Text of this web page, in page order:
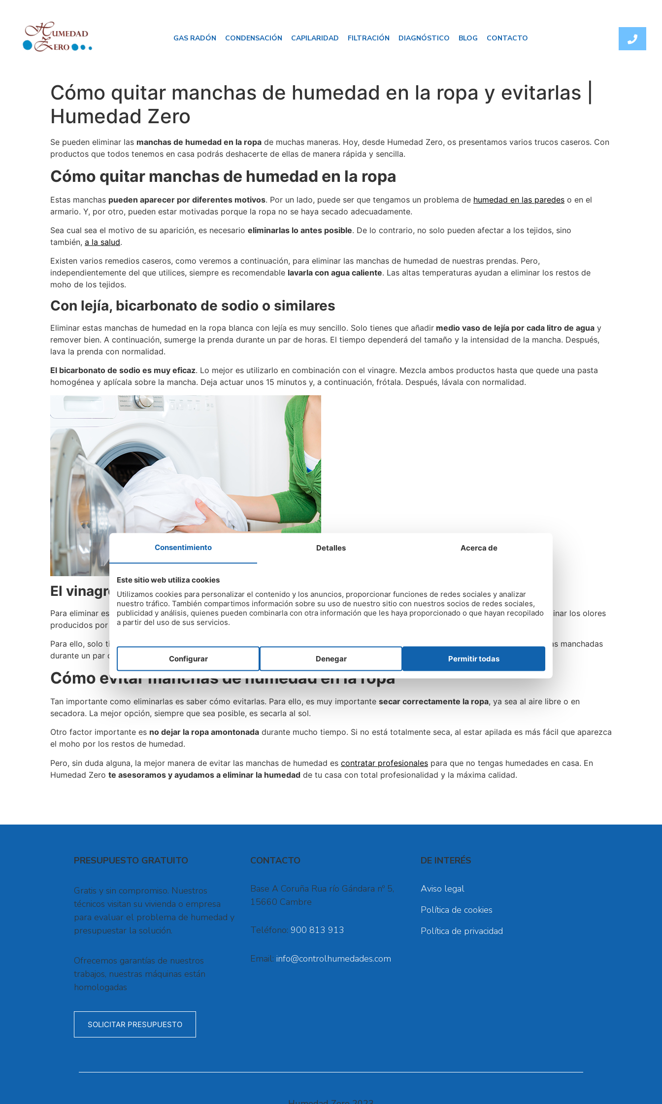
GAS RADÓN CONDENSACIÓN CAPILARIDAD FILTRACIÓN DIAGNÓSTICO BLOG CONTACTO
Cómo quitar manchas de humedad en la ropa y evitarlas |
Humedad Zero
Se pueden eliminar las manchas de humedad en la ropa de muchas maneras. Hoy, desde Humedad Zero, os presentamos varios trucos caseros. Con
productos que todos tenemos en casa podrás deshacerte de ellas de manera rápida y sencilla.
Cómo quitar manchas de humedad en la ropa
Estas manchas pueden aparecer por diferentes motivos. Por un lado, puede ser que tengamos un problema de humedad en las paredes o en el
armario. Y, por otro, pueden estar motivadas porque la ropa no se haya secado adecuadamente.
Sea cual sea el motivo de su aparición, es necesario eliminarlas lo antes posible. De lo contrario, no solo pueden afectar a los tejidos, sino
también, a la salud.
Existen varios remedios caseros, como veremos a continuación, para eliminar las manchas de humedad de nuestras prendas. Pero,
independientemente del que utilices, siempre es recomendable lavarla con agua caliente. Las altas temperaturas ayudan a eliminar los restos de
moho de los tejidos.
Con lejía, bicarbonato de sodio o similares
Eliminar estas manchas de humedad en la ropa blanca con lejía es muy sencillo. Solo tienes que añadir medio vaso de lejía por cada litro de agua y
remover bien. A continuación, sumerge la prenda durante un par de horas. El tiempo dependerá del tamaño y la intensidad de la mancha. Después,
lava la prenda con normalidad.
El bicarbonato de sodio es muy eficaz. Lo mejor es utilizarlo en combinación con el vinagre. Mezcla ambos productos hasta que quede una pasta
homogénea y aplícala sobre la mancha. Deja actuar unos 15 minutos y, a continuación, frótala. Después, lávala con normalidad.
El vinagre también es muy eficaz
Para eliminar estas manchas en la ropa de color,el vinagre es una gran solución. Además de barato y fácil de encontrar, ayuda a eliminar los olores
producidos por el moho.
Para ello, solo tienes que añadirun vaso de vinagre blanco por cada litro de aguay remover bien. A continuación, sumerge las prendas manchadas
durante un par de horas. Después, lava las prendas con normalidad.
Cómo evitar manchas de humedad en la ropa
Tan importante como eliminarlas es saber cómo evitarlas. Para ello, es muy importante secar correctamente la ropa, ya sea al aire libre o en
secadora. La mejor opción, siempre que sea posible, es secarla al sol.
Otro factor importante es no dejar la ropa amontonada durante mucho tiempo. Si no está totalmente seca, al estar apilada es más fácil que aparezca
el moho por los restos de humedad.
Pero, sin duda alguna, la mejor manera de evitar las manchas de humedad es contratar profesionales para que no tengas humedades en casa. En
Humedad Zero te asesoramos y ayudamos a eliminar la humedad de tu casa con total profesionalidad y la máxima calidad.
PRESUPUESTO GRATUITO
Gratis y sin compromiso. Nuestros
técnicos visitan su vivienda o empresa
para evaluar el problema de humedad y
presupuestar la solución.
Ofrecemos garantías de nuestros
trabajos, nuestras máquinas están
homologadas
SOLICITAR PRESUPUESTO
CONTACTO
Base A Coruña Rua río Gándara nº 5,
15660 Cambre
Teléfono: 900 813 913
Email:info@controlhumedades.com
DE INTERÉS
Aviso legal
Política de cookies
Política de privacidad
Consentimiento Detalles Acerca de
Este sitio web utiliza cookies
Utilizamos cookies para personalizar el contenido y los anuncios, proporcionar funciones de redes sociales y analizar
nuestro tráfico. También compartimos información sobre su uso de nuestro sitio con nuestros socios de redes sociales,
publicidad y análisis, quienes pueden combinarla con otra información que les haya proporcionado o que hayan recopilado
a partir del uso de sus servicios.
Configurar Denegar Permitir todas